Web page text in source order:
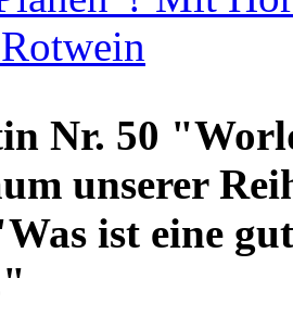
Nr. 50
unserer
ist eine